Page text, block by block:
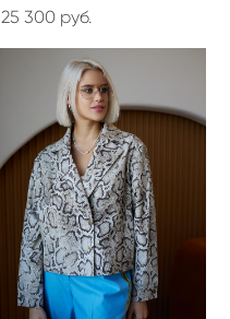
25 300 pуб.